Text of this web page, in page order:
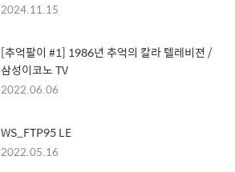
2024.11.15
[추억팔이 #1] 1986년 추억의 칼라 텔레비젼 /
삼성이코노 TV
2022.06.06
WS_FTP95 LE
2022.05.16